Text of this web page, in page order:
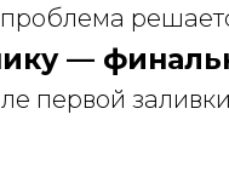
—
первой